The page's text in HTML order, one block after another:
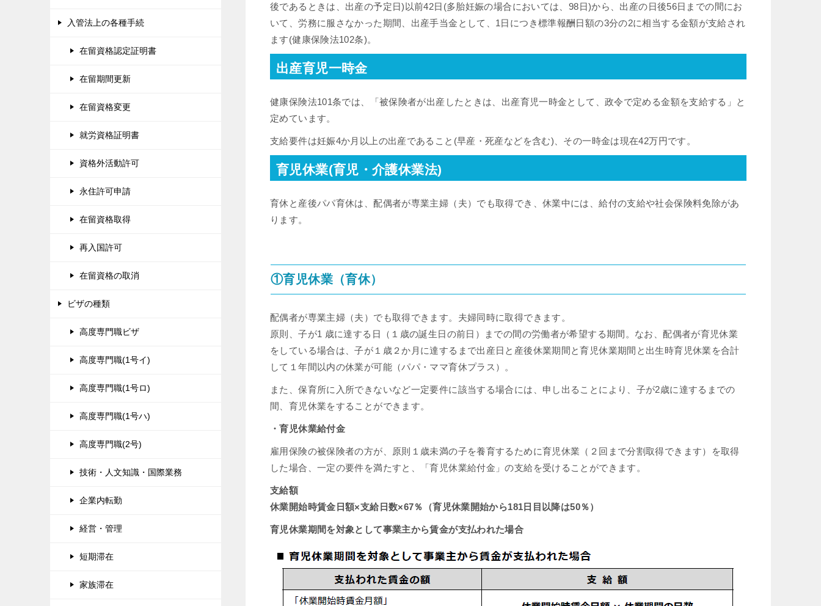
後であるときは、出産の予定日)以前42日(多胎妊娠の場合においては、98日)から、出産の日後56日までの間にお
いて、労務に服さなかった期間、出産手当金として、1日につき標準報酬日額の3分の2に相当する金額が支給され
ます(健康保険法102条)。
出産育児一時金
健康保険法101条では、「被保険者が出産したときは、出産育児一時金として、政令で定める金額を支給する」と
定めています。
支給要件は妊娠4か月以上の出産であること(早産・死産などを含む)、その一時金は現在42万円です。
育児休業(育児・介護休業法)
育休と産後パパ育休は、配偶者が専業主婦（夫）でも取得でき、休業中には、給付の⽀給や社会保険料免除があ
ります。
①育児休業（育休）
配偶者が専業主婦（夫）でも取得できます。夫婦同時に取得できます。
原則、⼦が1 歳に達する⽇（１歳の誕⽣⽇の前⽇）までの間の労働者が希望する期間。なお、配偶者が育児休業
をしている場合は、⼦が１歳２か⽉に達するまで出産⽇と産後休業期間と育児休業期間と出⽣時育児休業を合計
して１年間以内の休業が可能（パパ・ママ育休プラス）。
また、保育所に入所できないなど一定要件に該当する場合には、申し出ることにより、子が2歳に達するまでの
間、育児休業をすることができます。
・育児休業給付金
雇用保険の被保険者の方が、原則１歳未満の子を養育するために育児休業（２回まで分割取得できます）を取得
した場合、一定の要件を満たすと、「育児休業給付金」の支給を受けることができます。
支給額
休業開始時賃金日額×支給日数×67％（育児休業開始から181日目以降は50％）
育児休業期間を対象として事業主から賃金が支払われた場合
入管法上の各種手続
在留資格認定証明書
在留期間更新
在留資格変更
就労資格証明書
資格外活動許可
永住許可申請
在留資格取得
再入国許可
在留資格の取消
ビザの種類
高度専門職ビザ
高度専門職(1号イ)
高度専門職(1号ロ)
高度専門職(1号ハ)
高度専門職(2号)
技術・人文知識・国際業務
企業内転勤
経営・管理
短期滞在
家族滞在